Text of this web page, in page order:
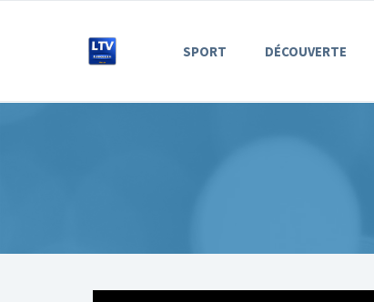
SPORT DÉCOUVERTE